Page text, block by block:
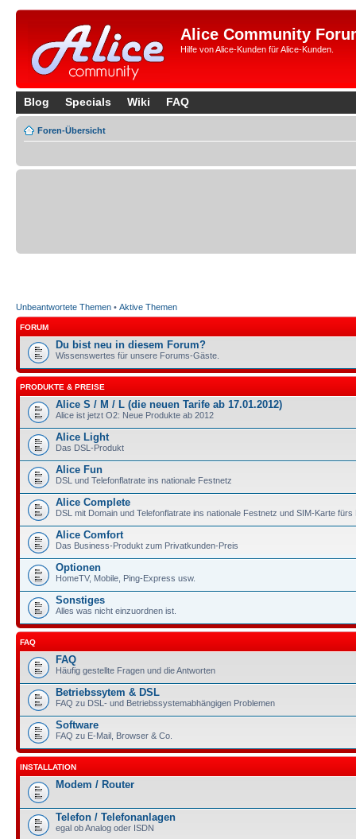
Alice Community
Hilfe von Alice-Kunden für Alice-Kunden.
Blog Specials Wiki FAQ
Foren-Übersicht
Unbeantwortete Themen • Aktive Themen
FORUM
Du bist neu in diesem Forum?
Wissenswertes für unsere Forums-Gäste.
PRODUKTE & PREISE
Alice S / M / L (die neuen Tarife ab 17.01.2012)
Alice ist jetzt O2: Neue Produkte ab 2012
Alice Light
Das DSL-Produkt
Alice Fun
DSL und Telefonflatrate ins nationale Festnetz
Alice Complete
DSL mit Domain und Telefonflatrate ins nationale Festnetz und SIM-Karte fürs
Alice Comfort
Das Business-Produkt zum Privatkunden-Preis
Optionen
HomeTV, Mobile, Ping-Express usw.
Sonstiges
Alles was nicht einzuordnen ist.
FAQ
FAQ
Häufig gestellte Fragen und die Antworten
Betriebssytem & DSL
FAQ zu DSL- und Betriebssystemabhängigen Problemen
Software
FAQ zu E-Mail, Browser & Co.
INSTALLATION
Modem / Router
Telefon / Telefonanlagen
egal ob Analog oder ISDN